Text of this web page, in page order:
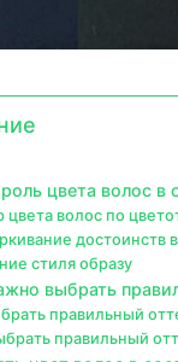
цвета волос в
цвета волос по
достоинств
стиля образу
выбрать
правильный
правильный